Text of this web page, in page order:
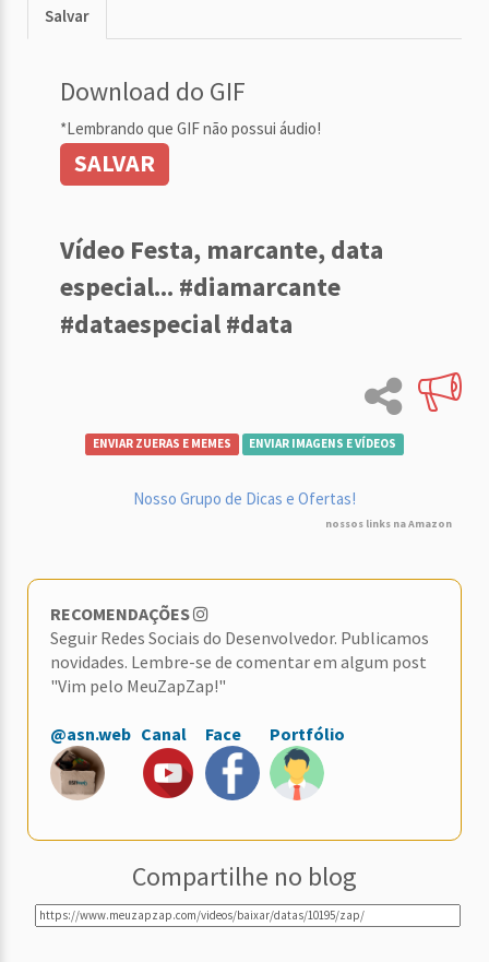
Salvar
Download do GIF
*Lembrando que GIF não possui áudio!
SALVAR
Vídeo Festa, marcante, data
especial... #diamarcante
#dataespecial #data
ENVIAR ZUERAS E MEMES ENVIAR IMAGENS E VÍDEOS
Nosso Grupo de Dicas e Ofertas!
nossos links na Amazon
RECOMENDAÇÕES
Seguir Redes Sociais do Desenvolvedor. Publicamos
novidades. Lembre-se de comentar em algum post
"Vim pelo MeuZapZap!"
@asn.web Canal Face Portfólio
Compartilhe no blog